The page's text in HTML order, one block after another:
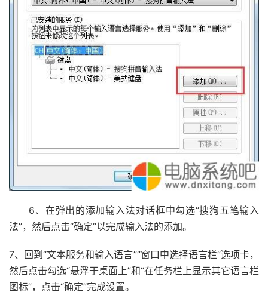
6、在弹出的添加输入法对话框中勾选“搜狗五笔输入
法”，然后点击“确定”以完成输入法的添加。
7、回到“文本服务和输入语言””窗口中选择语言栏”选项卡，
然后点击勾选“悬浮于桌面上”和“在任务栏上显示其它语言栏
图标”，点击“确定”完成设置。